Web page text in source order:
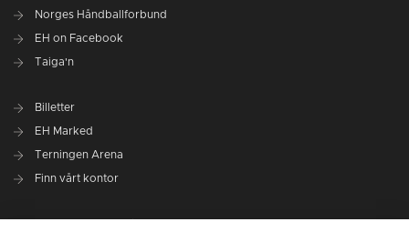
Norges Håndballforbund
EH on Facebook
Taiga'n
Billetter
EH Marked
Terningen Arena
Finn vårt kontor